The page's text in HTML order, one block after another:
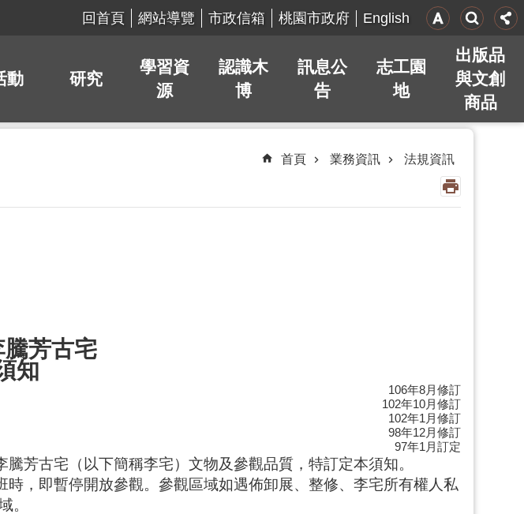
回首頁 網站導覽 市政信箱 桃園市政府 English
動 研究
學習資
源
認識木
博
訊息公
告
志工園
地
出版品
與文創
商品
首頁 業務資訊 法規資訊
騰芳古宅
知
106年8月修訂
102年10月修訂
102年1 月修訂
98年12月修訂
97年1 月訂定
芳古宅（以下簡稱李宅）文物及參觀品質，特訂定本須知。
，即暫停開放參觀。參觀區域如遇佈卸展、整修、李宅所有權人私
。